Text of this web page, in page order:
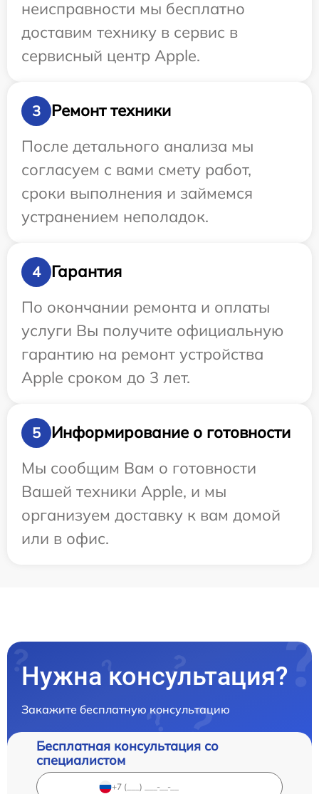
неисправности мы бесплатно
доставим технику в сервис в
сервисный центр Apple.
3
Ремонт техники
После детального анализа мы
согласуем с вами смету работ,
сроки выполнения и займемся
устранением неполадок.
4
Гарантия
По окончании ремонта и оплаты
услуги Вы получите официальную
гарантию на ремонт устройства
Apple сроком до 3 лет.
5
Информирование о готовности
Мы сообщим Вам о готовности
Вашей техники Apple, и мы
организуем доставку к вам домой
или в офис.
Нужна консультация?
Закажите бесплатную консультацию
Бесплатная консультация со
специалистом